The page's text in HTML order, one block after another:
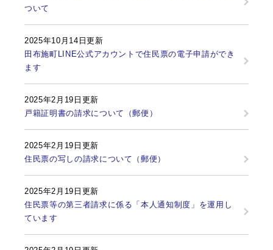
ついて
2025年10月14日更新
田布施町LINE公式アカウントで住民票の電子申請ができ
ます
2025年2月19日更新
戸籍証明書の請求について（郵便）
2025年2月19日更新
住民票の写しの請求について（郵便）
2025年2月19日更新
住民票等の第三者請求に係る「本人通知制度」を運用し
ています